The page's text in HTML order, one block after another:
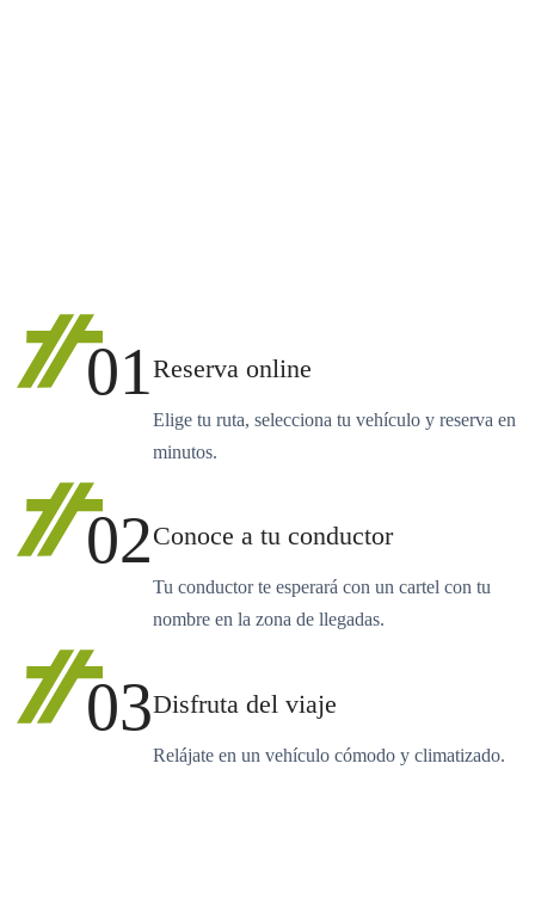
01Reserva online
Elige tu ruta, selecciona tu vehículo y reserva en
minutos.
02Conoce a tu conductor
Tu conductor te esperará con un cartel con tu
nombre en la zona de llegadas.
03Disfruta del viaje
Relájate en un vehículo cómodo y climatizado.